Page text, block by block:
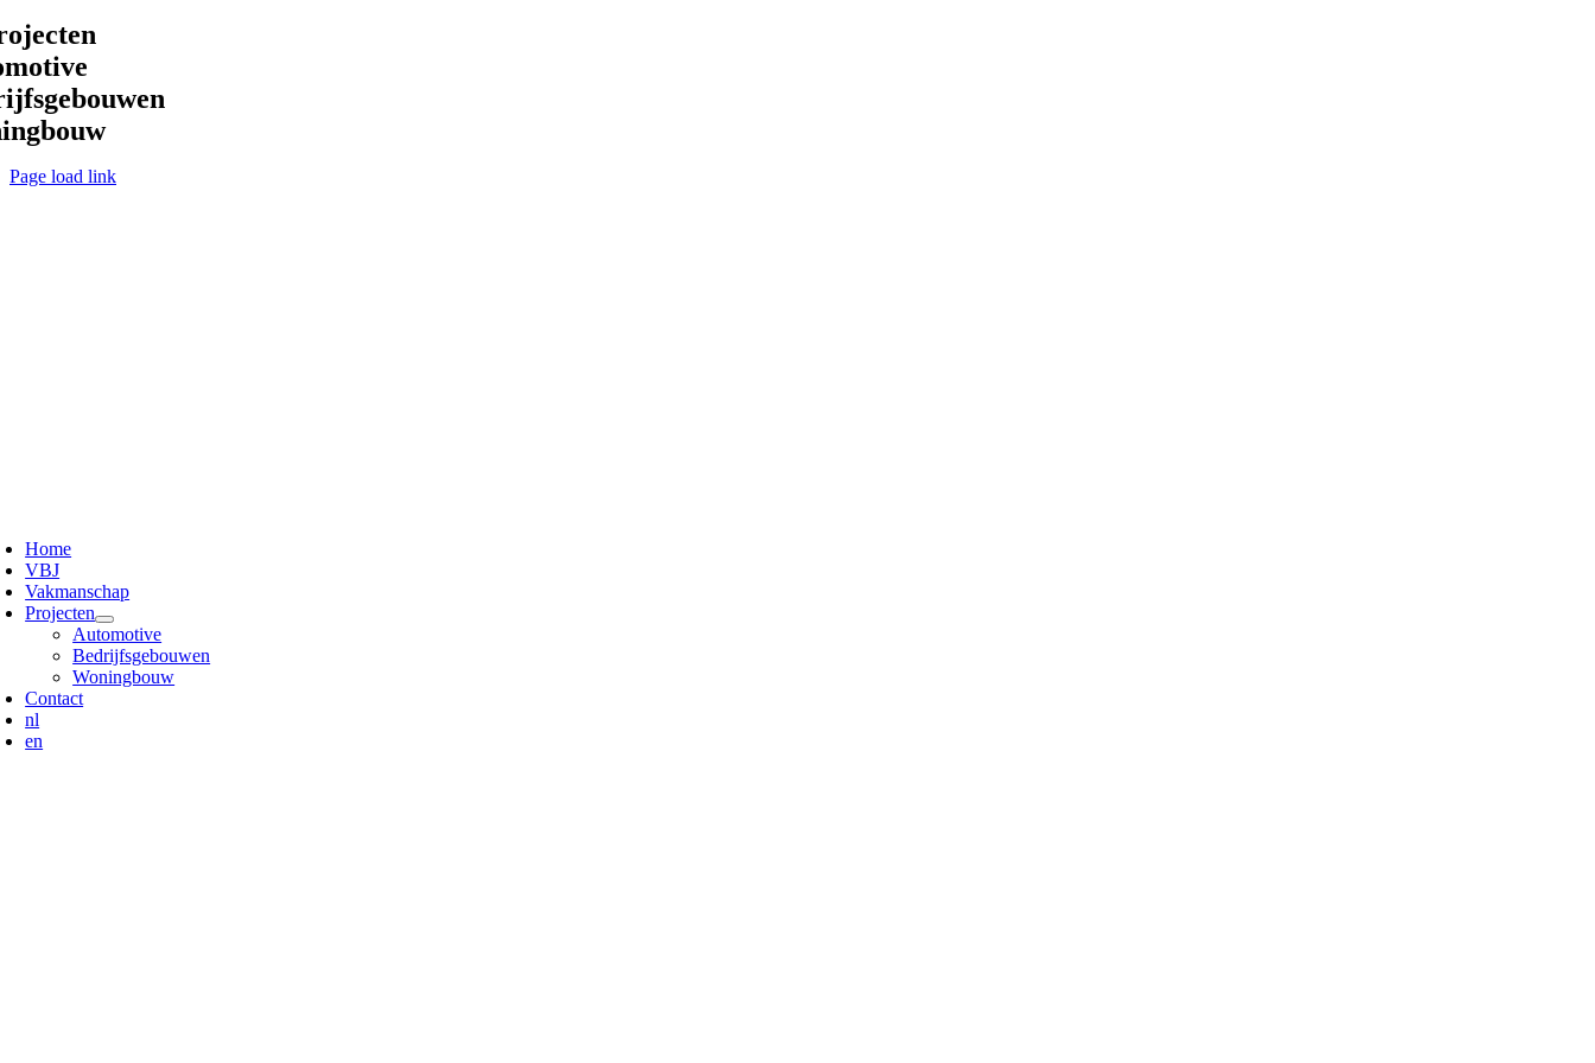
Skip
to
content
Home
VBJ
Vakmanschap
Projecten
Automotive
Bedrijfsgebouwen
Woningbouw
Contact
nl
en
Page load link